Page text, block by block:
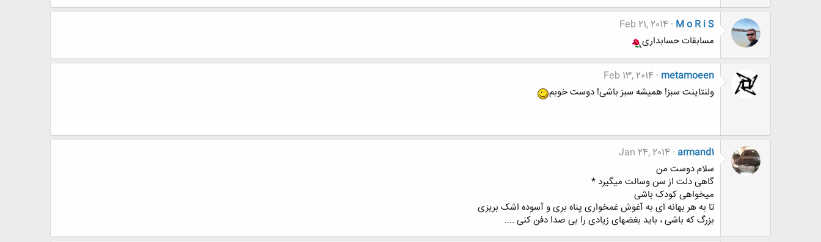
M o R i S
Feb 21, 2014
مسابقات حسابداری
metamoeen
Feb 13, 2014
ولنتاینت سبز! همیشه سبز باشی! دوست خوبم
armand1
Jan 24, 2014
سلام دوست من
گاهی دلت از سن وسالت میگیرد *
میخواهی کودک باشی
تا به هر بهانه ای به آغوش غمخواری پناه بری و آسوده اشک بریزی
بزرگ که باشی ، باید بغضهای زیادی را بی صدا دفن کنی ....